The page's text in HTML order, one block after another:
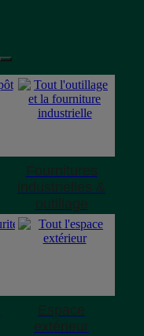
Fournitures
industrielles &
outillage
Espace
extérieur